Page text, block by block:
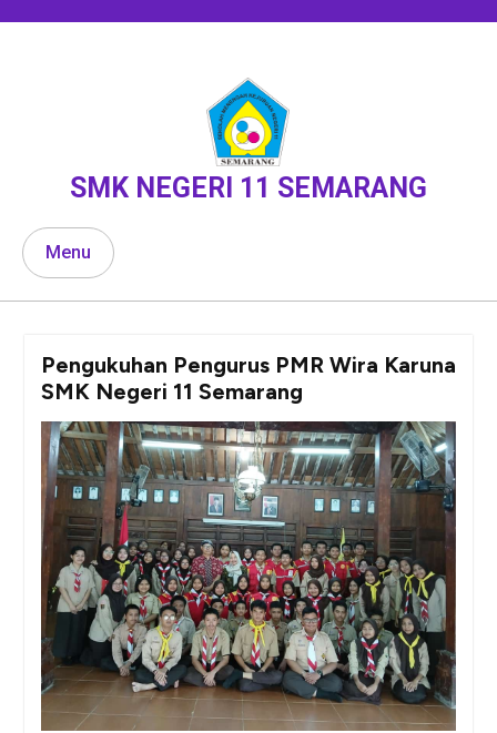
SMK NEGERI 11 SEMARANG
Menu
Pengukuhan Pengurus PMR Wira Karuna
SMK Negeri 11 Semarang